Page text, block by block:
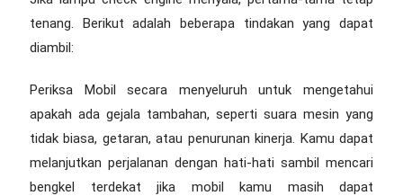
tenang. Berikut adalah beberapa tindakan yang dapat
diambil:
Periksa Mobil secara menyeluruh untuk mengetahui
apakah ada gejala tambahan, seperti suara mesin yang
tidak biasa, getaran, atau penurunan kinerja. Kamu dapat
melanjutkan perjalanan dengan hati-hati sambil mencari
bengkel terdekat jika mobil kamu masih dapat